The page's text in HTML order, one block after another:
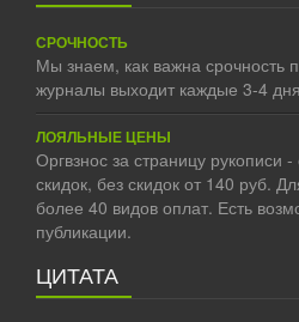
СРОЧНОСТЬ
Мы знаем, как важна срочность
журналы выходит каждые 3-4
ЛОЯЛЬНЫЕ ЦЕНЫ
Оргвзнос за страницу рукописи
скидок, без скидок от 140 руб.
более 40 видов оплат. Есть
публикации.
ЦИТАТА